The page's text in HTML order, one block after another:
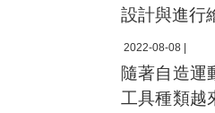
設計與進行
2022-08-08 |
隨著自造運
工具種類越